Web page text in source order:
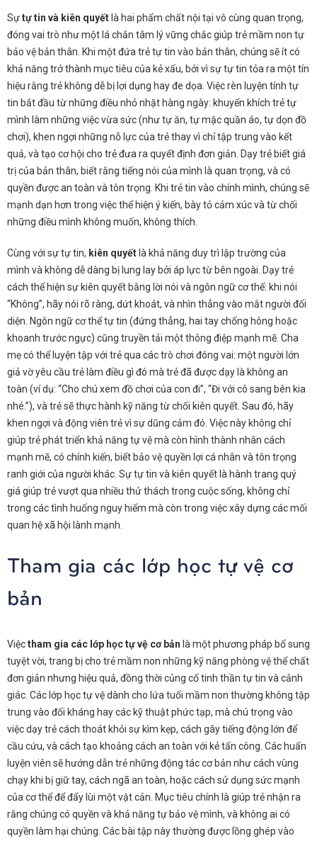
Sựtự tin và kiên quyếtlà hai phẩm chất nội tại vô cùng quan trọng,
đóng vai trò như một lá chắn tâm lý vững chắc giúp trẻ mầm non tự
bảo vệ bản thân. Khi một đứa trẻ tự tin vào bản thân, chúng sẽ ít có
khả năng trở thành mục tiêu của kẻ xấu, bởi vì sự tự tin tỏa ra một tín
hiệu rằng trẻ không dễ bị lợi dụng hay đe dọa. Việc rèn luyện tính tự
tin bắt đầu từ những điều nhỏ nhặt hàng ngày: khuyến khích trẻ tự
mình làm những việc vừa sức (như tự ăn, tự mặc quần áo, tự dọn đồ
chơi), khen ngợi những nỗ lực của trẻ thay vì chỉ tập trung vào kết
quả, và tạo cơ hội cho trẻ đưa ra quyết định đơn giản. Dạy trẻ biết giá
trị của bản thân, biết rằng tiếng nói của mình là quan trọng, và có
quyền được an toàn và tôn trọng. Khi trẻ tin vào chính mình, chúng sẽ
mạnh dạn hơn trong việc thể hiện ý kiến, bày tỏ cảm xúc và từ chối
những điều mình không muốn, không thích.
Cùng với sự tự tin, kiên quyếtlà khả năng duy trì lập trường của
mình và không dễ dàng bị lung lay bởi áp lực từ bên ngoài. Dạy trẻ
cách thể hiện sự kiên quyết bằng lời nói và ngôn ngữ cơ thể: khi nói
“Không”, hãy nói rõ ràng, dứt khoát, và nhìn thẳng vào mắt người đối
diện. Ngôn ngữ cơ thể tự tin (đứng thẳng, hai tay chống hông hoặc
khoanh trước ngực) cũng truyền tải một thông điệp mạnh mẽ. Cha
mẹ có thể luyện tập với trẻ qua các trò chơi đóng vai: một người lớn
giả vờ yêu cầu trẻ làm điều gì đó mà trẻ đã được dạy là không an
toàn (ví dụ: “Cho chú xem đồ chơi của con đi”, “Đi với cô sang bên kia
nhé.”), và trẻ sẽ thực hành kỹ năng từ chối kiên quyết. Sau đó, hãy
khen ngợi và động viên trẻ vì sự dũng cảm đó. Việc này không chỉ
giúp trẻ phát triển khả năng tự vệ mà còn hình thành nhân cách
mạnh mẽ, có chính kiến, biết bảo vệ quyền lợi cá nhân và tôn trọng
ranh giới của người khác. Sự tự tin và kiên quyết là hành trang quý
giá giúp trẻ vượt qua nhiều thử thách trong cuộc sống, không chỉ
trong các tình huống nguy hiểm mà còn trong việc xây dựng các mối
quan hệ xã hội lành mạnh.
Tham gia các lớp học tự vệ cơ
bản
Việctham gia các lớp học tự vệ cơ bản là một phương pháp bổ sung
tuyệt vời, trang bị cho trẻ mầm non những kỹ năng phòng vệ thể chất
đơn giản nhưng hiệu quả, đồng thời củng cố tinh thần tự tin và cảnh
giác. Các lớp học tự vệ dành cho lứa tuổi mầm non thường không tập
trung vào đối kháng hay các kỹ thuật phức tạp, mà chú trọng vào
việc dạy trẻ cách thoát khỏi sự kìm kẹp, cách gây tiếng động lớn để
cầu cứu, và cách tạo khoảng cách an toàn với kẻ tấn công. Các huấn
luyện viên sẽ hướng dẫn trẻ những động tác cơ bản như cách vùng
chạy khi bị giữ tay, cách ngã an toàn, hoặc cách sử dụng sức mạnh
của cơ thể để đẩy lùi một vật cản. Mục tiêu chính là giúp trẻ nhận ra
rằng chúng có quyền và khả năng tự bảo vệ mình, và không ai có
quyền làm hại chúng. Các bài tập này thường được lồng ghép vào